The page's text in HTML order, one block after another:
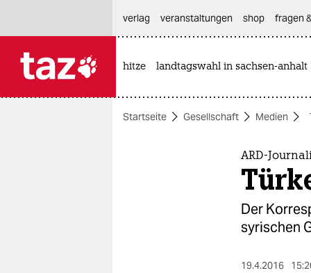
themen
verlag
veranstaltungen shop fragen
hitze landtagswahl in sachsen-anhalt
Startseite Gesellschaft Medien
ARD-
Der
syrischen
19.4.2016